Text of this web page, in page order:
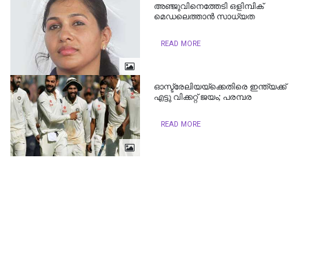
അഞ്ജുവിനെത്തേടി ഒളിമ്പിക്
മെഡലെത്താൻ സാധ്യത
READ MORE
ഓസ്ട്രേലിയയ്ക്കെതിരെ ഇന്ത്യക്ക്
എട്ടു വിക്കറ്റ് ജയം; പരമ്പര
READ MORE